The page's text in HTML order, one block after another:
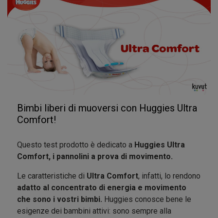
ore tenendo il più possibile all'asciutto la pelle del
bimbo/a. Cosa molto buona per la notte!”
E voi siete curiosi di provarli?
famosi personaggi della Disney: Minni e Topolino
insieme nello stesso pannolino!
Come procede la campagna futuri ambasciatori?
Avete svolto tutte le azioni disponibili: risposto alle
domande, svolto i quiz, i giochi..ormai siamo arrivati a
metà del nostro percorso.
Più partecipate, più punti accumulate e più probabilità
ci saranno di venire selezionati!
Bimbi liberi di muoversi con Huggies Ultra
Comfort!
Questo test prodotto è dedicato a Huggies Ultra
Comfort, i pannolini a prova di movimento.
Le caratteristiche di Ultra Comfort, infatti, lo rendono
adatto al concentrato di energia e movimento
che sono i vostri bimbi. Huggies conosce bene le
esigenze dei bambini attivi: sono sempre alla